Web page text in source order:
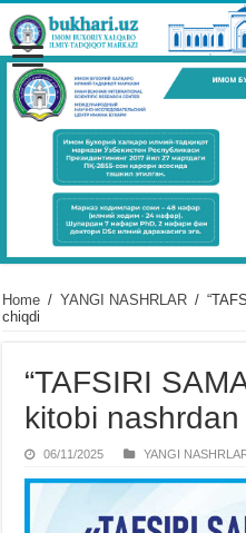
Home / YANGI NASHRLAR /
chiqdi
“TAFSIRI
kitobi
06/11/2025 YANGI